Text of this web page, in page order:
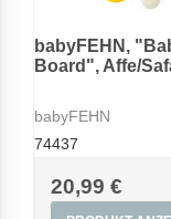
babyFEHN,
Board", Affe/
babyFEHN
74437
20,99 €